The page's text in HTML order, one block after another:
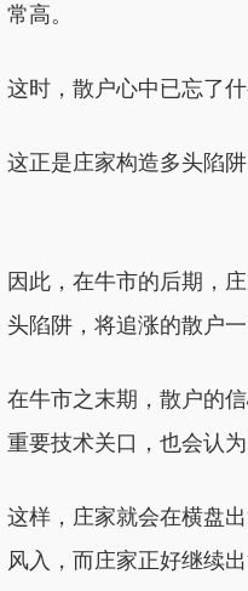
常高。
这时，散户心中已忘了
这正是庄家构造多头陷
因此，在牛市的后期，
头陷阱，将追涨的散户一
在牛市之末期，散户的
重要技术关口，也会认为
这样，庄家就会在横盘
风入，而庄家正好继续